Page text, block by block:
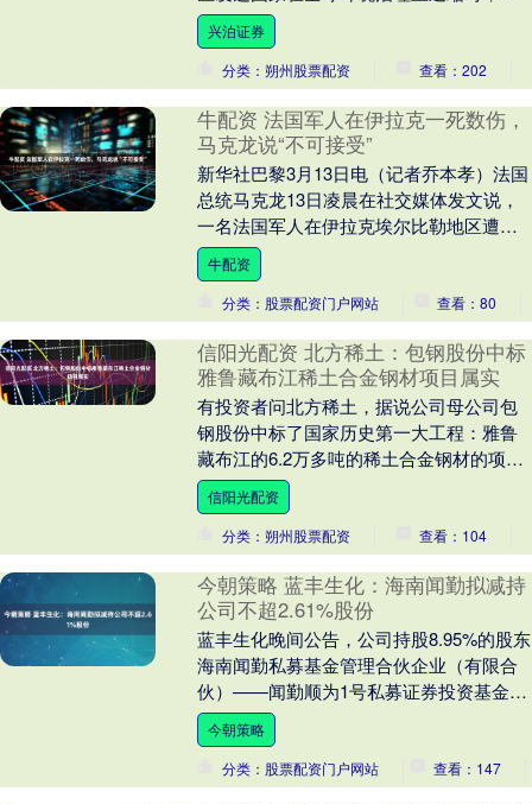
国正在积极介入”“中国生态环境法典给世界
打了个样....
兴泊证券
分类：朔州股票配资
查看：202
牛配资 法国军人在伊拉克一死数伤，
马克龙说“不可接受”
新华社巴黎3月13日电（记者乔本孝）法国
总统马克龙13日凌晨在社交媒体发文说，
一名法国军人在伊拉克埃尔比勒地区遭袭
身亡，此外“有数名军人”受伤。 马克龙
说，袭击....
牛配资
分类：股票配资门户网站
查看：80
信阳光配资 北方稀土：包钢股份中标
雅鲁藏布江稀土合金钢材项目属实
有投资者问北方稀土，据说公司母公司包
钢股份中标了国家历史第一大工程：雅鲁
藏布江的6.2万多吨的稀土合金钢材的项
目，这个项目会给贵司带来巨大的利润。
这个项目是否属....
信阳光配资
分类：朔州股票配资
查看：104
今朝策略 蓝丰生化：海南闻勤拟减持
公司不超2.61%股份
蓝丰生化晚间公告，公司持股8.95%的股东
海南闻勤私募基金管理合伙企业（有限合
伙）——闻勤顺为1号私募证券投资基金
（简称“海南闻勤”）计划通过集中竞价交易
和大宗....
今朝策略
分类：股票配资门户网站
查看：147